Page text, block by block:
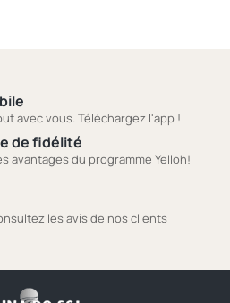
avec vous. Téléchargez l'app !
de fidélité
avantages du programme Yelloh!
les avis de nos clients